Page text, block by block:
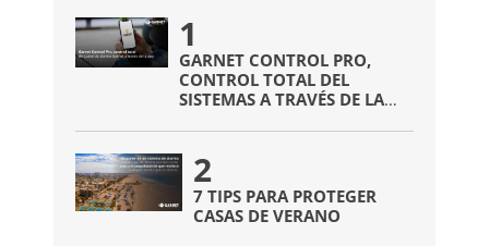
1
GARNET CONTROL PRO,
CONTROL TOTAL DEL
SISTEMAS A TRAVÉS DE LA
2
7 TIPS PARA PROTEGER
CASAS DE VERANO